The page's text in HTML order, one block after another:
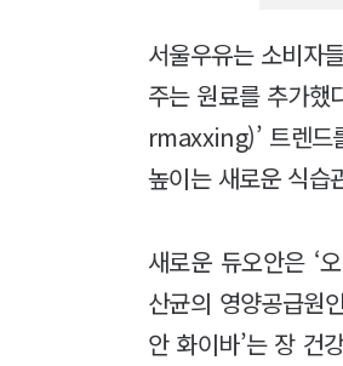
서울우유는 소비자
주는 원료를 추가
rmaxxing)’ 트렌드
높이는 새로운 식습
새로운 듀오안은 ‘
산균의 영양공급원
안 화이바’는 장 건